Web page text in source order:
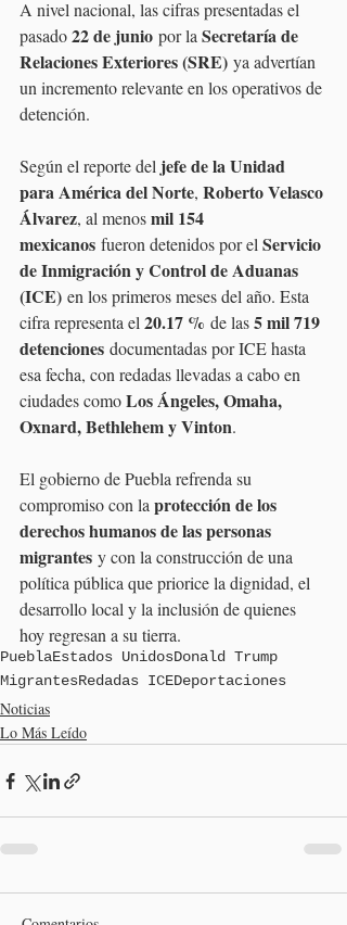
A nivel nacional, las cifras presentadas el
pasado 22 de junio por la Secretaría de
Relaciones Exteriores (SRE) ya advertían
un incremento relevante en los operativos de
detención.
Según el reporte del jefe de la Unidad
para América del Norte, Roberto Velasco
Álvarez, al menos mil 154
mexicanos fueron detenidos por el Servicio
de Inmigración y Control de Aduanas
(ICE) en los primeros meses del año. Esta
cifra representa el 20.17 % de las 5 mil 719
detenciones documentadas por ICE hasta
esa fecha, con redadas llevadas a cabo en
ciudades como Los Ángeles, Omaha,
Oxnard, Bethlehem y Vinton.
El gobierno de Puebla refrenda su
compromiso con la protección de los
derechos humanos de las personas
migrantes y con la construcción de una
política pública que priorice la dignidad, el
desarrollo local y la inclusión de quienes
hoy regresan a su tierra.
PueblaEstados UnidosDonald Trump
MigrantesRedadas ICEDeportaciones
Noticias
Lo Más Leído